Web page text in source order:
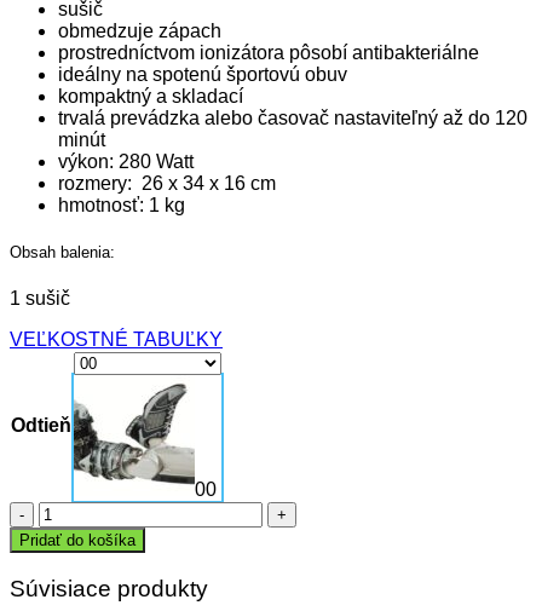
sušič
obmedzuje zápach
prostredníctvom ionizátora pôsobí antibakteriálne
ideálny na spotenú športovú obuv
kompaktný a skladací
trvalá prevádzka alebo časovač nastaviteľný až do 120
minút
výkon: 280 Watt
rozmery: 26 x 34 x 16 cm
hmotnosť: 1 kg
Obsah balenia:
1 sušič
VEĽKOSTNÉ TABUĽKY
Odtieň
00
množstvo
ALPENHEAT
Sušič
CompactDry
Ionizer
Pridať do košíka
Súvisiace produkty